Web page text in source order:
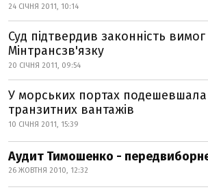
24 СІЧНЯ 2011, 10:14
Суд підтвердив законність
Мінтрансзв'язку
20 СІЧНЯ 2011, 09:54
У морських портах
транзитних вантажів
10 СІЧНЯ 2011, 15:39
Аудит Тимошенко -
26 ЖОВТНЯ 2010, 12:32